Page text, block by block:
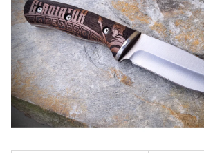
Doporučujeme